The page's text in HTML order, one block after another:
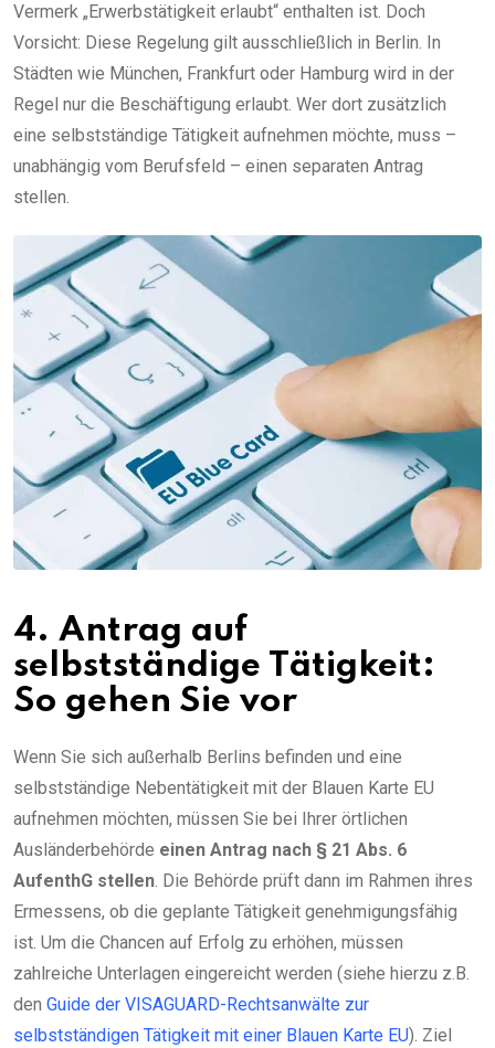
Vermerk „Erwerbstätigkeit erlaubt“ enthalten ist. Doch
Vorsicht: Diese Regelung gilt ausschließlich in Berlin. In
Städten wie München, Frankfurt oder Hamburg wird in der
Regel nur die Beschäftigung erlaubt. Wer dort zusätzlich
eine selbstständige Tätigkeit aufnehmen möchte, muss –
unabhängig vom Berufsfeld – einen separaten Antrag
stellen.
4. Antrag auf
selbstständige Tätigkeit:
So gehen Sie vor
Wenn Sie sich außerhalb Berlins befinden und eine
selbstständige Nebentätigkeit mit der Blauen Karte EU
aufnehmen möchten, müssen Sie bei Ihrer örtlichen
Ausländerbehörde einen Antrag nach § 21 Abs. 6
AufenthG stellen. Die Behörde prüft dann im Rahmen ihres
Ermessens, ob die geplante Tätigkeit genehmigungsfähig
ist. Um die Chancen auf Erfolg zu erhöhen, müssen
zahlreiche Unterlagen eingereicht werden (siehe hierzu z.B.
den Guide der VISAGUARD-Rechtsanwälte zur
selbstständigen Tätigkeit mit einer Blauen Karte EU). Ziel